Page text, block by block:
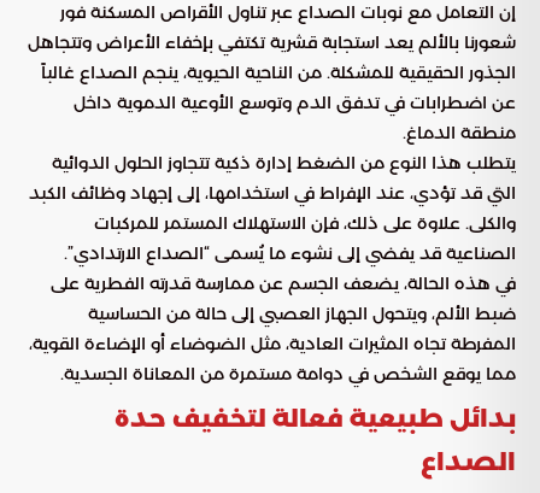
إن التعامل مع نوبات الصداع عبر تناول الأقراص المسكنة فور
شعورنا بالألم يعد استجابة قشرية تكتفي بإخفاء الأعراض وتتجاهل
الجذور الحقيقية للمشكلة. من الناحية الحيوية، ينجم الصداع غالباً
عن اضطرابات في تدفق الدم وتوسع الأوعية الدموية داخل
منطقة الدماغ.
يتطلب هذا النوع من الضغط إدارة ذكية تتجاوز الحلول الدوائية
التي قد تؤدي، عند الإفراط في استخدامها، إلى إجهاد وظائف الكبد
والكلى. علاوة على ذلك، فإن الاستهلاك المستمر للمركبات
الصناعية قد يفضي إلى نشوء ما يُسمى “الصداع الارتدادي”.
في هذه الحالة، يضعف الجسم عن ممارسة قدرته الفطرية على
ضبط الألم، ويتحول الجهاز العصبي إلى حالة من الحساسية
المفرطة تجاه المثيرات العادية، مثل الضوضاء أو الإضاءة القوية،
مما يوقع الشخص في دوامة مستمرة من المعاناة الجسدية.
بدائل طبيعية فعالة لتخفيف حدة
الصداع